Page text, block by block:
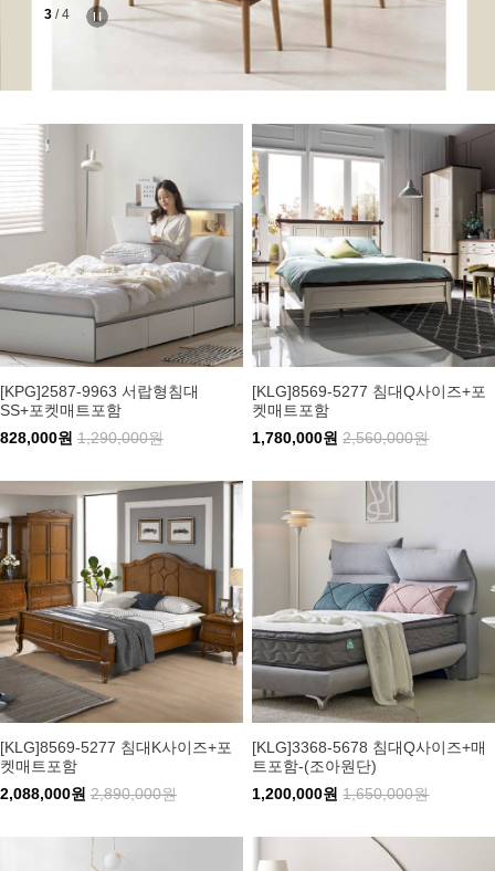
3 /4
[KPG]2587-9963 서랍형침대
SS+포켓매트포함
828,000원 1,290,000원
[KLG]8569-5277 침대Q사이즈+포
켓매트포함
1,780,000원 2,560,000원
[KLG]8569-5277 침대K사이즈+포
켓매트포함
2,088,000원 2,890,000원
[KLG]3368-5678 침대Q사이즈+매
트포함-(조아원단)
1,200,000원 1,650,000원